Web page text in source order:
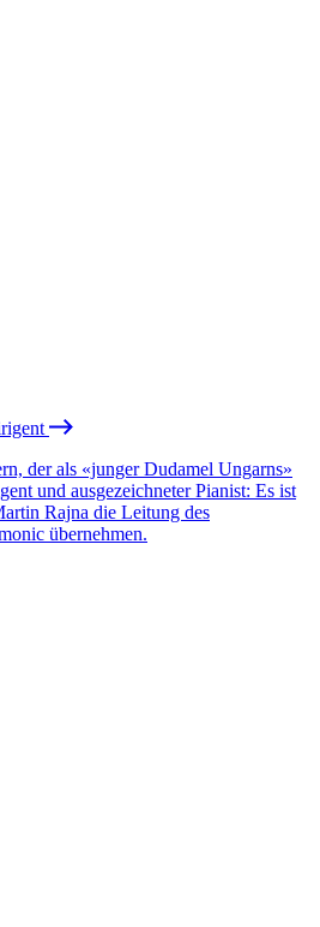
der als «junger Dudamel Ungarns»
und ausgezeichneter Pianist: Es ist
Rajna die Leitung des
übernehmen.